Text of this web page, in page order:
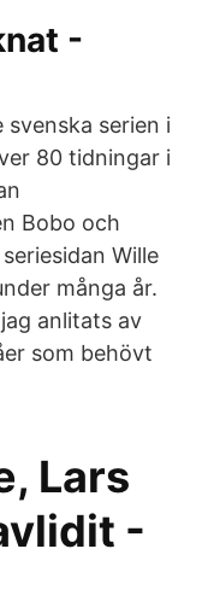
-
svenska serien i
80 tidningar i
Bobo och
Wille
många år.
anlitats av
som behövt
Lars
-